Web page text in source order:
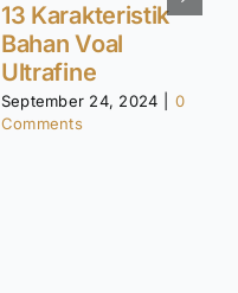
13 Karakteristik
Bahan Voal
Ultrafine
September 24, 2024
0
Comments